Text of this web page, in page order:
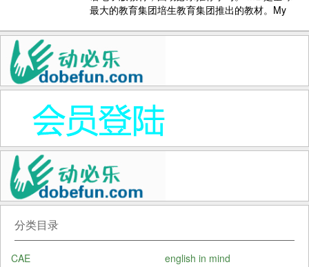
最大的教育集团培生教育集团推出的教材。My
软件+mp3+闪卡） 适合3-6岁小孩学习英语. 共...
分类目录
CAE
english in mind